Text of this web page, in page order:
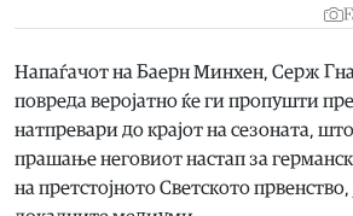
Напаѓачот на Баерн Минхен, Серж
повреда веројатно ќе ги пропушти
натпревари до крајот на сезоната,
прашање неговиот настап за
на претстојното Светското првенство,